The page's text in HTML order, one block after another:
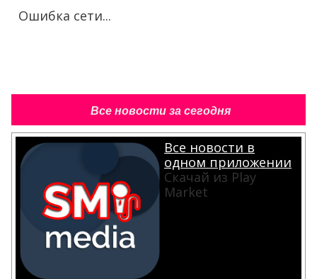
Ошибка сети...
Все новости за сегодня
Все новости в
одном приложении
Скачай из Play
Market